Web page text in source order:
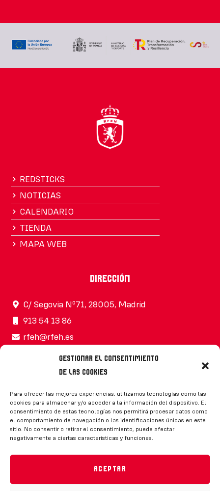
Gestionar el consentimiento
de las cookies
Para ofrecer las mejores experiencias, utilizamos tecnologías como las
cookies para almacenar y/o acceder a la información del dispositivo. El
consentimiento de estas tecnologías nos permitirá procesar datos como
el comportamiento de navegación o las identificaciones únicas en este
sitio. No consentir o retirar el consentimiento, puede afectar
negativamente a ciertas características y funciones.
Aceptar
REDSTICKS
NOTICIAS
CALENDARIO
TIENDA
MAPA WEB
Dirección
C/ Segovia Nº71, 28005, Madrid
913 54 13 86
rfeh@rfeh.es
Síguenos